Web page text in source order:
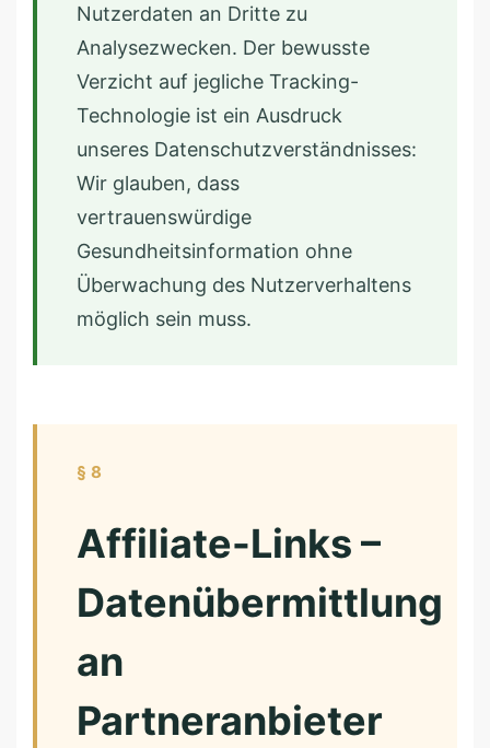
Nutzerdaten an Dritte zu
Analysezwecken. Der bewusste
Verzicht auf jegliche Tracking-
Technologie ist ein Ausdruck
unseres Datenschutzverständnisses:
Wir glauben, dass
vertrauenswürdige
Gesundheitsinformation ohne
Überwachung des Nutzerverhaltens
möglich sein muss.
§ 8
Affiliate-Links –
Datenübermittlung
an
Partneranbieter